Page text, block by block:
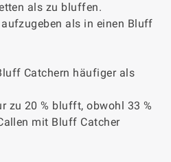
als zu bluffen.
aufzugeben als in einen Bluff
Catchern häufiger als
zu 20 % blufft, obwohl 33 %
mit Bluff Catcher